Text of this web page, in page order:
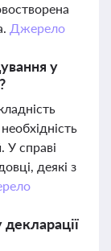
Джерело
у
У справі
деякі з